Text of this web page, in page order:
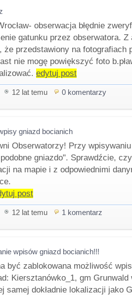
obserwacja błędnie
gatunku przez obserwatora.
że przedstawiony na fotografiach
nie mogę powiększyć foto
edytuj post
12 lat temu 0 komentarzy
gniazd bocianich
Obserwatorzy! Przy
gniazdo". Sprawdźcie,
na mapie i z odpowiednimi
post
12 lat temu 1 komentarz
wpisów gniazd bocianich!!!
być zablokowana możliwość
Kiersztanówko_1, gm
samej dokładnie lokalizacji jako